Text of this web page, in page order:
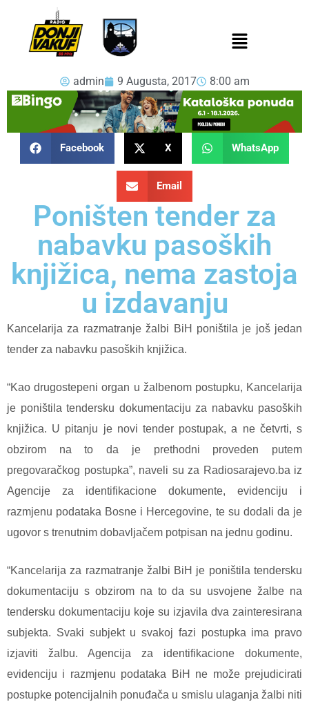
admin 9 Augusta, 2017 8:00 am
Facebook X WhatsApp
Email
Poništen tender za
nabavku pasoških
knjižica, nema zastoja
u izdavanju
Kancelarija za razmatranje žalbi BiH poništila je još jedan
tender za nabavku pasoških knjižica.
“Kao drugostepeni organ u žalbenom postupku, Kancelarija
je poništila tendersku dokumentaciju za nabavku pasoških
knjižica. U pitanju je novi tender postupak, a ne četvrti, s
obzirom na to da je prethodni proveden putem
pregovaračkog postupka”, naveli su za Radiosarajevo.ba iz
Agencije za identifikacione dokumente, evidenciju i
razmjenu podataka Bosne i Hercegovine, te su dodali da je
ugovor s trenutnim dobavljačem potpisan na jednu godinu.
“Kancelarija za razmatranje žalbi BiH je poništila tendersku
dokumentaciju s obzirom na to da su usvojene žalbe na
tendersku dokumentaciju koje su izjavila dva zainteresirana
subjekta. Svaki subjekt u svakoj fazi postupka ima pravo
izjaviti žalbu. Agencija za identifikacione dokumente,
evidenciju i razmjenu podataka BiH ne može prejudicirati
postupke potencijalnih ponuđača u smislu ulaganja žalbi niti